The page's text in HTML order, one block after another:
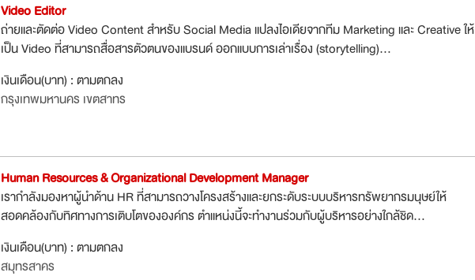
Video Editor
ถ่ายและตัดต่อ Video Content สำหรับ Social Media แปลงไอเดียจากทีม Marketing และ Creative ให้
เป็น Video ที่สามารถสื่อสารตัวตนของแบรนด์ ออกแบบการเล่าเรื่อง (storytelling)...
เงินเดือน(บาท) : ตามตกลง
กรุงเทพมหานคร เขตสาทร
Human Resources & Organizational Development Manager
เรากำลังมองหาผู้นำด้าน HR ที่สามารถวางโครงสร้างและยกระดับระบบบริหารทรัพยากรมนุษย์ให้
สอดคล้องกับทิศทางการเติบโตขององค์กร ตำแหน่งนี้จะทำงานร่วมกับผู้บริหารอย่างใกล้ชิด...
เงินเดือน(บาท) : ตามตกลง
สมุทรสาคร